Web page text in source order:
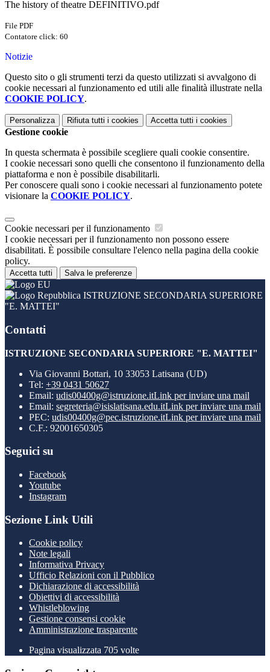
The history of theatre DEFINITIVO.pdf
File PDF
Contatore click: 60
Notizie
Questo sito o gli strumenti terzi da questo utilizzati si avvalgono di
cookie necessari al funzionamento ed utili alle finalità illustrate nella
COOKIE POLICY.
Personalizza Rifiuta tutti i cookies Accetta tutti i cookies
Gestione cookie
In questa schermata è possibile scegliere quali cookie consentire.
I cookie necessari sono quelli che consentono il funzionamento della
piattaforma e non è possibile disabilitarli.
Per conoscere quali sono i cookie necessari al funzionamento potete
visionare la COOKIE POLICY.
Cookie necessari per il funzionamento
I cookie necessari per il funzionamento non possono essere
disabilitati. È possibile consultare l'elenco nella pagina della cookie
policy.
Accetta tutti Salva le preferenze
ISTRUZIONE SECONDARIA SUPERIORE
"E. MATTEI"
Contatti
ISTRUZIONE SECONDARIA SUPERIORE "E. MATTEI"
Via Giovanni Bottari, 10 33053 Latisana (UD)
Tel: +39 0431 50627
Email: udis00400g@istruzione.itLink per inviare una mail
Email: segreteria@isislatisana.edu.itLink per inviare una mail
PEC: udis00400g@pec.istruzione.itLink per inviare una mail
C.F.: 92001650305
Seguici su
Facebook
Youtube
Instagram
Sezione Link Utili
Cookie policy
Note legali
Informativa Privacy
Ufficio Relazioni con il Pubblico
Dichiarazione di accessibilità
Obiettivi di accessibilità
Whistleblowing
Gestione consensi cookie
Amministrazione trasparente
Pagina visualizzata 705 volte